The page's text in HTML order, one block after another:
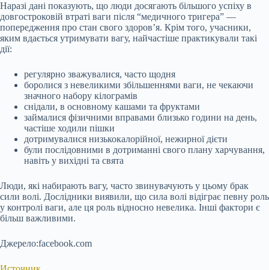
Наразі дані показують, що люди досягають більшого успіху в
довгостроковій втраті ваги після “медичного тригера” —
попередження про стан свого здоров’я. Крім того, учасники,
яким вдається утримувати вагу, найчастіше практикували такі
дії:
регулярно зважувалися, часто щодня
боролися з невеликими збільшеннями ваги, не чекаючи
значного набору кілограмів
снідали, в основному кашами та фруктами
займалися фізичними вправами близько години на день,
частіше ходили пішки
дотримувалися низькокалорійної, нежирної дієти
були послідовними в дотриманні свого плану харчування,
навіть у вихідні та свята
Люди, які набирають вагу, часто звинувачують у цьому брак
сили волі. Дослідники виявили, що сила волі відіграє певну роль
у контролі ваги, але ця роль відносно невелика. Інші фактори є
більш важливими.
Джерело:facebook.com